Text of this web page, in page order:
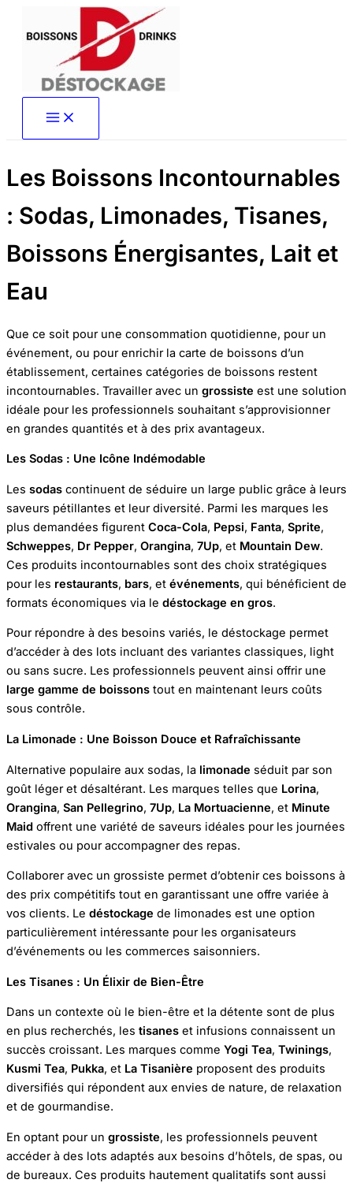
Les Boissons Incontournables
: Sodas, Limonades, Tisanes,
Boissons Énergisantes, Lait et
Eau
Que ce soit pour une consommation quotidienne, pour un
événement, ou pour enrichir la carte de boissons d’un
établissement, certaines catégories de boissons restent
incontournables. Travailler avec un grossiste est une solution
idéale pour les professionnels souhaitant s’approvisionner
en grandes quantités et à des prix avantageux.
Les Sodas : Une Icône Indémodable
Les sodas continuent de séduire un large public grâce à leurs
saveurs pétillantes et leur diversité. Parmi les marques les
plus demandées figurent Coca-Cola, Pepsi, Fanta, Sprite,
Schweppes, Dr Pepper, Orangina, 7Up, et Mountain Dew.
Ces produits incontournables sont des choix stratégiques
pour les restaurants, bars, et événements, qui bénéficient de
formats économiques via le déstockage en gros.
Pour répondre à des besoins variés, le déstockage permet
d’accéder à des lots incluant des variantes classiques, light
ou sans sucre. Les professionnels peuvent ainsi offrir une
large gamme de boissons tout en maintenant leurs coûts
sous contrôle.
La Limonade : Une Boisson Douce et Rafraîchissante
Alternative populaire aux sodas, la limonade séduit par son
goût léger et désaltérant. Les marques telles que Lorina,
Orangina, San Pellegrino, 7Up, La Mortuacienne, et Minute
Maid offrent une variété de saveurs idéales pour les journées
estivales ou pour accompagner des repas.
Collaborer avec un grossiste permet d’obtenir ces boissons à
des prix compétitifs tout en garantissant une offre variée à
vos clients. Le déstockage de limonades est une option
particulièrement intéressante pour les organisateurs
d’événements ou les commerces saisonniers.
Les Tisanes : Un Élixir de Bien-Être
Dans un contexte où le bien-être et la détente sont de plus
en plus recherchés, les tisanes et infusions connaissent un
succès croissant. Les marques comme Yogi Tea, Twinings,
Kusmi Tea, Pukka, et La Tisanière proposent des produits
diversifiés qui répondent aux envies de nature, de relaxation
et de gourmandise.
En optant pour un grossiste, les professionnels peuvent
accéder à des lots adaptés aux besoins d’hôtels, de spas, ou
de bureaux. Ces produits hautement qualitatifs sont aussi